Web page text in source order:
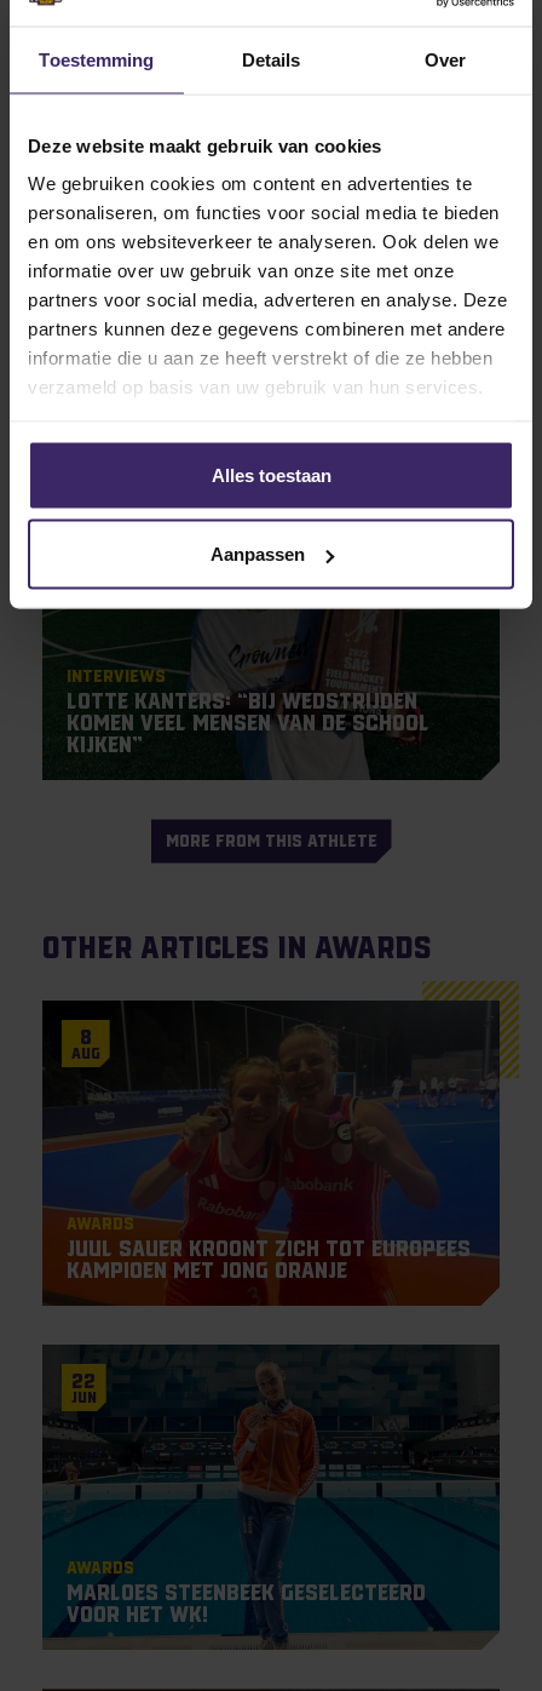
Toestemming Details Over
Deze website maakt gebruik van cookies
We gebruiken cookies om content en advertenties te
personaliseren, om functies voor social media te bieden
en om ons websiteverkeer te analyseren. Ook delen we
informatie over uw gebruik van onze site met onze
partners voor social media, adverteren en analyse. Deze
partners kunnen deze gegevens combineren met andere
informatie die u aan ze heeft verstrekt of die ze hebben
verzameld op basis van uw gebruik van hun services.
Alles toestaan
Aanpassen
Kingstalent Team of the Week #8
Oct
Kingstalent Team of the Week #7
8
Jun
Interviews
Lotte Kanters: “Bij wedstrijden
komen veel mensen van de school
kijken”
MORE FROM THIS ATHLETE
Other articles in Awards
8
Aug
Awards
Juul Sauer kroont zich tot Europees
Kampioen met Jong Oranje
22
Jun
Awards
Marloes Steenbeek geselecteerd
voor het WK!